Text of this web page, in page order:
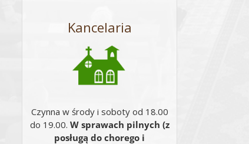
Kancelaria
Czynna w środy i soboty od 18.00
do 19.00. W sprawach pilnych (z
posługą do chorego i